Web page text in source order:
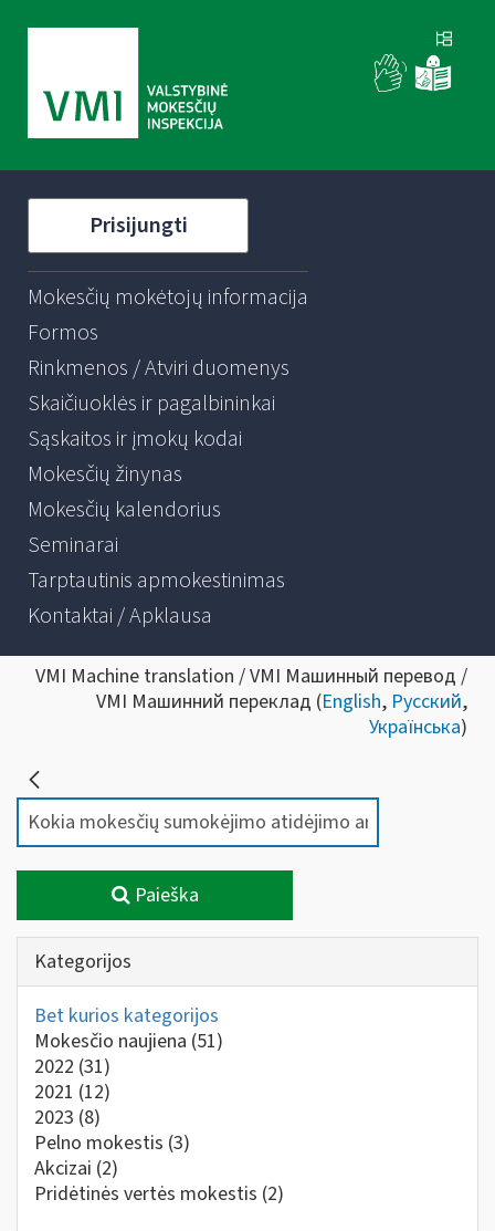
Prisijungti
Mokesčių mokėtojų informacija
Formos
Rinkmenos / Atviri duomenys
Skaičiuoklės ir pagalbininkai
Sąskaitos ir įmokų kodai
Mokesčių žinynas
Mokesčių kalendorius
Seminarai
Tarptautinis apmokestinimas
Kontaktai / Apklausa
VMI Machine translation / VMI Машинный перевод /
VMI Машинний переклад (English, Русский,
Українська)
Paieška
Kategorijos
Bet kurios kategorijos
Mokesčio naujiena (51)
2022 (31)
2021 (12)
2023 (8)
Pelno mokestis (3)
Akcizai (2)
Pridėtinės vertės mokestis (2)